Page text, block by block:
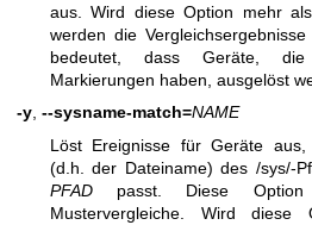
aus. Wird diese Option mehr
werden die
bedeutet, dass Geräte,
Markierungen haben, ausgelöst
-y, --sysname-match=NAME
Löst Ereignisse für Geräte
(d.h. der Dateiname) des /sys/-
PFAD passt. Diese Option
Mustervergleiche. Wird